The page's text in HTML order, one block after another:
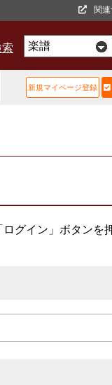
関連
新規マイページ登録
グイン」ボタンを